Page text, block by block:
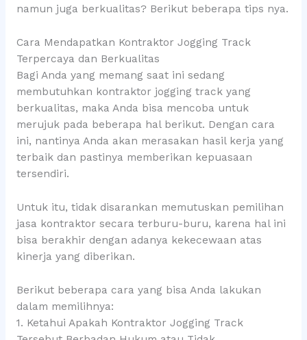
namun juga berkualitas? Berikut beberapa tips nya.
Cara Mendapatkan Kontraktor Jogging Track
Terpercaya dan Berkualitas
Bagi Anda yang memang saat ini sedang
membutuhkan kontraktor jogging track yang
berkualitas, maka Anda bisa mencoba untuk
merujuk pada beberapa hal berikut. Dengan cara
ini, nantinya Anda akan merasakan hasil kerja yang
terbaik dan pastinya memberikan kepuasaan
tersendiri.
Untuk itu, tidak disarankan memutuskan pemilihan
jasa kontraktor secara terburu-buru, karena hal ini
bisa berakhir dengan adanya kekecewaan atas
kinerja yang diberikan.
Berikut beberapa cara yang bisa Anda lakukan
dalam memilihnya:
1. Ketahui Apakah Kontraktor Jogging Track